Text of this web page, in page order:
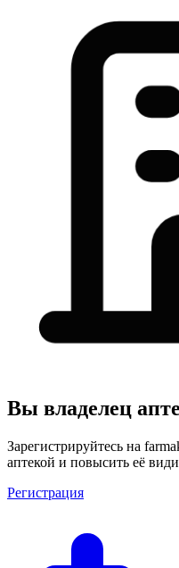
Вы владелец
Зарегистрируйтесь на
аптекой и повысить её
Регистрация